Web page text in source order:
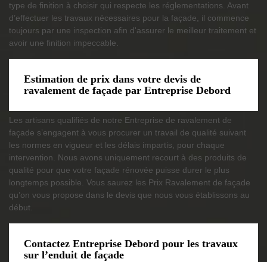
type de finition à choisir qui respecte les réglementations. Avant
d’effectuer les travaux nécessaires pour la façade, il commence
toujours par une inspection afin d'assurer le meilleur traitement et
avoir une finition impeccable.
Estimation de prix dans votre devis de
ravalement de façade par Entreprise Debord
Les artisans qualifiés de notre Entreprise de ravalement de
façade s’engagent à vous procurer un travail de qualité suivant
les normes en vigueur et les délais impartis, pour chaque
intervention. Nous avons uniquement recourt à des produits de
qualité pour que votre façade rénovée puisse durer le plus
longtemps possible. Vous saurez les Prix Ravalement de façade
qu’on vous propose dans le devis que nous vous établissons au
début.
Contactez Entreprise Debord pour les travaux
sur l’enduit de façade